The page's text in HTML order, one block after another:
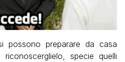
possono preparare da casa
specie quelli